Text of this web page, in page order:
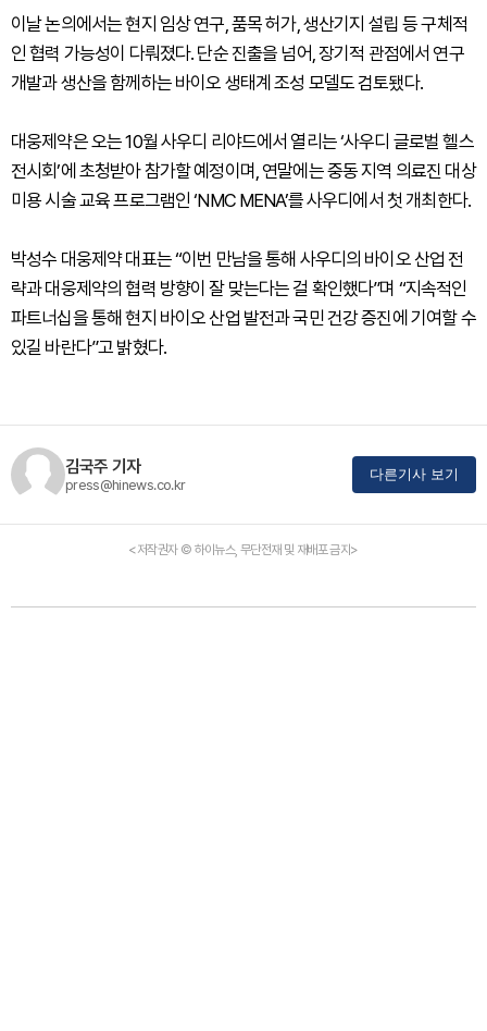
이날 논의에서는 현지 임상 연구, 품목 허가, 생산기지 설립 등 구체적
인 협력 가능성이 다뤄졌다. 단순 진출을 넘어, 장기적 관점에서 연구
개발과 생산을 함께하는 바이오 생태계 조성 모델도 검토됐다.
대웅제약은 오는 10월 사우디 리야드에서 열리는 ‘사우디 글로벌 헬스
전시회’에 초청받아 참가할 예정이며, 연말에는 중동 지역 의료진 대상
미용 시술 교육 프로그램인 ‘NMC MENA’를 사우디에서 첫 개최한다.
박성수 대웅제약 대표는 “이번 만남을 통해 사우디의 바이오 산업 전
략과 대웅제약의 협력 방향이 잘 맞는다는 걸 확인했다”며 “지속적인
파트너십을 통해 현지 바이오 산업 발전과 국민 건강 증진에 기여할 수
있길 바란다”고 밝혔다.
김국주 기자
press@hinews.co.kr
다른기사 보기
<저작권자 © 하이뉴스, 무단전재 및 재배포 금지>